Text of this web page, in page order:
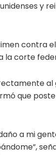
y
contra
la corte
que
a mi